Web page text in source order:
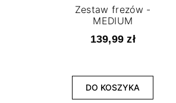
Zestaw frezów -
MEDIUM
139,99 zł
DO KOSZYKA